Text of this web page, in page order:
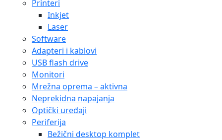
Printeri
Inkjet
Laser
Software
Adapteri i kablovi
USB flash drive
Monitori
Mrežna oprema – aktivna
Neprekidna napajanja
Optički uređaji
Periferija
Bežični desktop komplet